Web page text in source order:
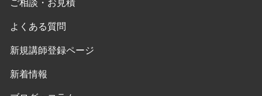
よくある質問
新規講師登録ページ
新着情報